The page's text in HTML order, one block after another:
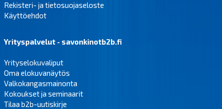
Rekisteri- ja tietosuojaseloste
Käyttöehdot
Yrityspalvelut - savonkinotb2b.fi
Yrityselokuvaliput
Oma elokuvanäytös
Valkokangasmainonta
Kokoukset ja seminaarit
Tilaa b2b-uutiskirje